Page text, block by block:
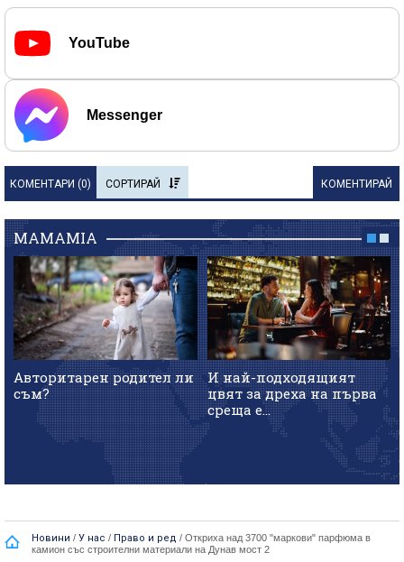
YouTube
Messenger
КОМЕНТАРИ (0) СОРТИРАЙ КОМЕНТИРАЙ
MAMAMIA
Авторитарен родител ли
съм?
И най-подходящият
цвят за дреха на първа
среща е...
Новини / У нас / Право и ред / Откриха над 3700 "маркови" парфюма в
камион със строителни материали на Дунав мост 2